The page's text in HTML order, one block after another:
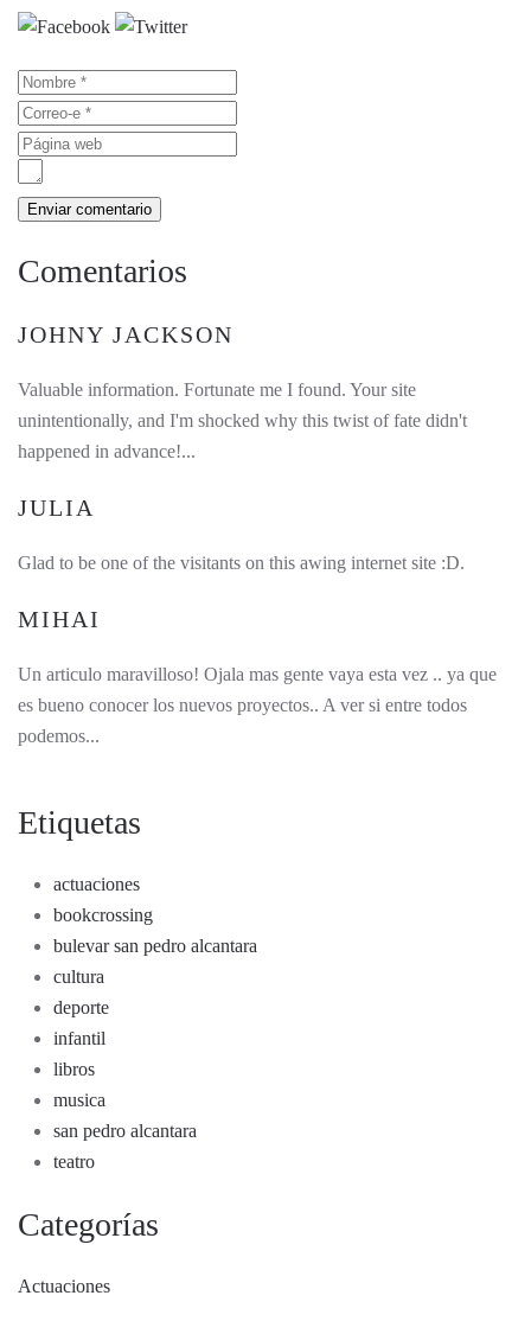
Comentarios
JOHNY JACKSON
Valuable information. Fortunate me I found. Your site
unintentionally, and I'm shocked why this twist of fate didn't
happened in advance!...
JULIA
Glad to be one of the visitants on this awing internet site :D.
MIHAI
Un articulo maravilloso! Ojala mas gente vaya esta vez .. ya que
es bueno conocer los nuevos proyectos.. A ver si entre todos
podemos...
Etiquetas
actuaciones
bookcrossing
bulevar san pedro alcantara
cultura
deporte
infantil
libros
musica
san pedro alcantara
teatro
Categorías
Actuaciones